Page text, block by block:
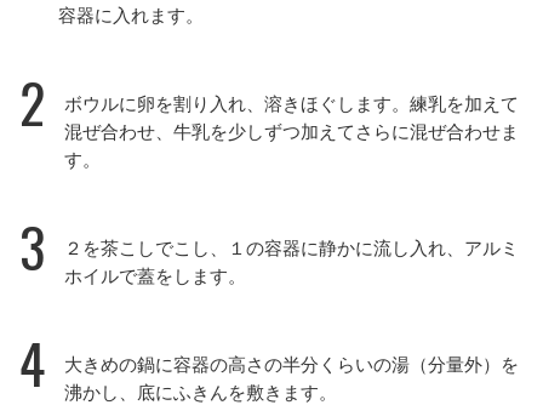
容器に入れます。
2
ボウルに卵を割り入れ、溶きほぐします。練乳を加えて
混ぜ合わせ、牛乳を少しずつ加えてさらに混ぜ合わせま
す。
3
２を茶こしでこし、１の容器に静かに流し入れ、アルミ
ホイルで蓋をします。
4
大きめの鍋に容器の高さの半分くらいの湯（分量外）を
沸かし、底にふきんを敷きます。